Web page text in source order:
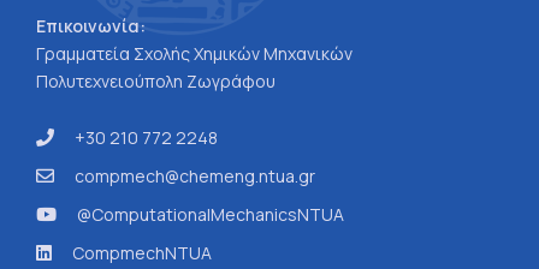
Επικοινωνία:
Γραμματεία Σχολής Χημικών Μηχανικών
Πολυτεχνειούπολη Ζωγράφου
+30 210 772 2248
compmech@chemeng.ntua.gr
@ComputationalMechanicsNTUA
CompmechNTUA